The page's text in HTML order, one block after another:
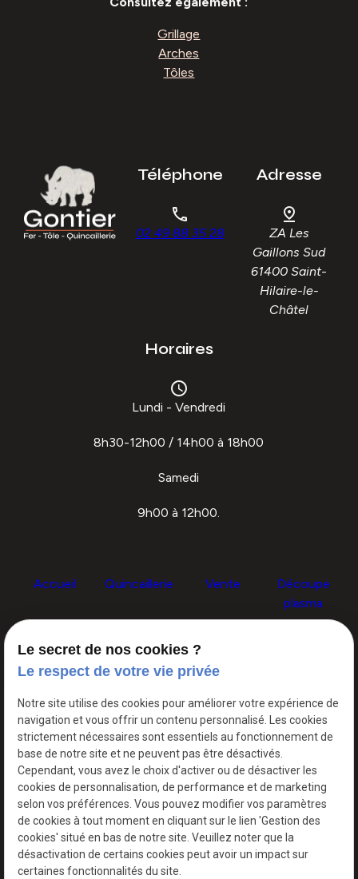
Grillage
Arches
Tôles
Téléphone
phone
02 49 88 35 28
Adresse
pin_drop
ZA Les
Gaillons Sud
61400 Saint-
Hilaire-le-
Châtel
Horaires
watch_later
Lundi - Vendredi
8h30-12h00 / 14h00 à 18h00
Samedi
9h00 à 12h00.
Accueil Quincaillerie Vente
Découpe
plasma
Chainage sur
mesure
Actualités
Mentions légales
Politique de
confidentialité
Gestion
des
Plan du
site
Siret :
50214627700020
Le secret de nos cookies ?
Le respect de votre vie privée
Notre site utilise des cookies pour améliorer votre expérience de
navigation et vous offrir un contenu personnalisé. Les cookies
strictement nécessaires sont essentiels au fonctionnement de
base de notre site et ne peuvent pas être désactivés.
Cependant, vous avez le choix d'activer ou de désactiver les
cookies de personnalisation, de performance et de marketing
selon vos préférences. Vous pouvez modifier vos paramètres
de cookies à tout moment en cliquant sur le lien 'Gestion des
cookies' situé en bas de notre site. Veuillez noter que la
désactivation de certains cookies peut avoir un impact sur
certaines fonctionnalités du site.